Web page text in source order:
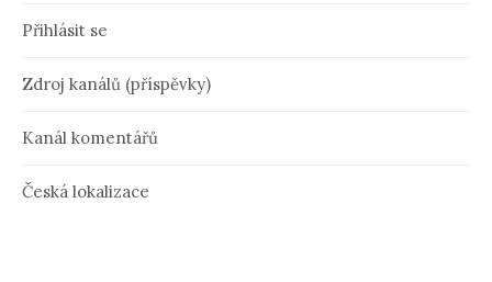
Přihlásit se
Zdroj kanálů (příspěvky)
Kanál komentářů
Česká lokalizace